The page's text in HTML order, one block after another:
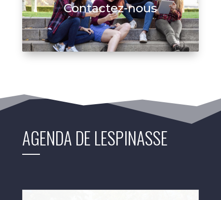
Contactez-nous
AGENDA DE LESPINASSE